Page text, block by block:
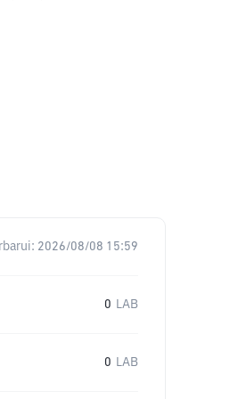
2026/08/08 15:59
0 LAB
0 LAB